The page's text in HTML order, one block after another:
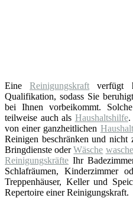
EineReinigungskraft verfügt
Qualifikation, sodass Sie
bei Ihnen vorbeikommt.
teilweise auch als Haushaltshilfe.
von einer ganzheitlichen
Reinigen beschränken und nicht
Bringdienste oderWäsche
Reinigungskräfte Ihr
Schlafräumen, Kinderzimmer
Treppenhäuser, Keller und
Repertoire einer Reinigungskraft.